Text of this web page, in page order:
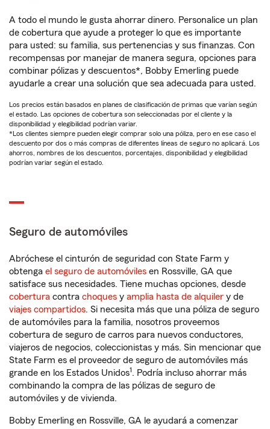
A todo el mundo le gusta ahorrar dinero. Personalice un plan
de cobertura que ayude a proteger lo que es importante
para usted: su familia, sus pertenencias y sus finanzas. Con
recompensas por manejar de manera segura, opciones para
combinar pólizas y descuentos*, Bobby Emerling puede
ayudarle a crear una solución que sea adecuada para usted.
Los precios están basados en planes de clasificación de primas que varían según
el estado. Las opciones de cobertura son seleccionadas por el cliente y la
disponibilidad y elegibilidad podrían variar.
*Los clientes siempre pueden elegir comprar solo una póliza, pero en ese caso el
descuento por dos o más compras de diferentes líneas de seguro no aplicará. Los
ahorros, nombres de los descuentos, porcentajes, disponibilidad y elegibilidad
podrían variar según el estado.
Seguro de automóviles
Abróchese el cinturón de seguridad con State Farm y
obtenga el seguro de automóviles en Rossville, GA que
satisface sus necesidades. Tiene muchas opciones, desde
cobertura contra choques y amplia hasta de alquiler y de
viajes compartidos. Si necesita más que una póliza de seguro
de automóviles para la familia, nosotros proveemos
cobertura de seguro de carros para nuevos conductores,
viajeros de negocios, coleccionistas y más. Sin mencionar que
State Farm es el proveedor de seguro de automóviles más
grande en los Estados Unidos1. Podría incluso ahorrar más
combinando la compra de las pólizas de seguro de
automóviles y de vivienda.
Bobby Emerling en Rossville, GA le ayudará a comenzar